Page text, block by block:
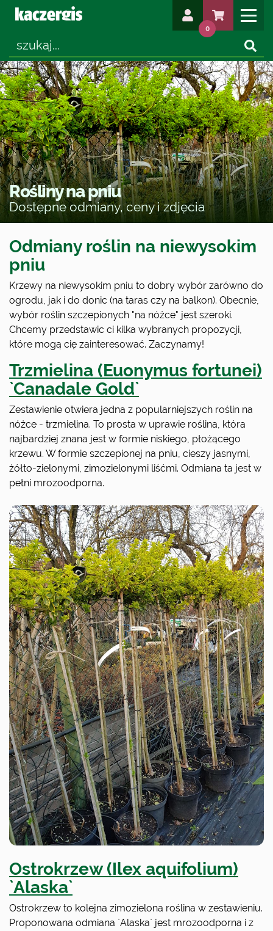
0
Rośliny na pniu
Dostępne odmiany, ceny i zdjęcia
Odmiany roślin na niewysokim
pniu
Krzewy na niewysokim pniu to dobry wybór zarówno do
ogrodu, jak i do donic (na taras czy na balkon). Obecnie,
wybór roślin szczepionych "na nóżce" jest szeroki.
Chcemy przedstawic ci kilka wybranych propozycji,
które mogą cię zainteresować. Zaczynamy!
Trzmielina (Euonymus fortunei)
`Canadale Gold`
Zestawienie otwiera jedna z popularniejszych roślin na
nóżce - trzmielina. To prosta w uprawie roślina, która
najbardziej znana jest w formie niskiego, płożącego
krzewu. W formie szczepionej na pniu, cieszy jasnymi,
żółto-zielonymi, zimozielonymi liśćmi. Odmiana ta jest w
pełni mrozoodporna.
Ostrokrzew (Ilex aquifolium)
`Alaska`
Ostrokrzew to kolejna zimozielona roślina w zestawieniu.
Proponowana odmiana `Alaska` jest mrozoodporna i z